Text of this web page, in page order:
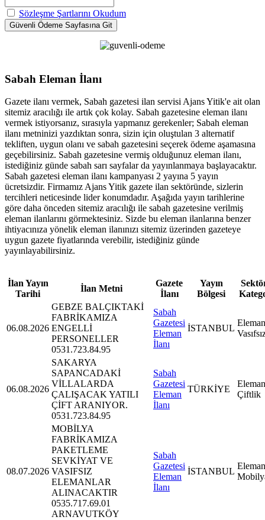
Sözleşme Şartlarını Okudum
Sabah Eleman İlanı
Gazete ilanı vermek, Sabah gazetesi ilan servisi Ajans Yitik'e ait olan
sitemiz aracılığı ile artık çok kolay. Sabah gazetesine eleman ilanı
vermek istiyorsanız, sırasıyla yapmanız gerekenler; Sabah eleman
ilanı metninizi yazdıktan sonra, sizin için oluştulan 3 alternatif
tekliften, uygun olanı ve sabah gazetesini seçerek ödeme aşamasına
geçebilirsiniz. Sabah gazetesine vermiş olduğunuz eleman ilanı,
istediğiniz günde sabah sarı sayfalar da yayınlanmaya başlayacaktır.
Sabah gazetesi eleman ilanı kampanyası 2 yayına 5 yayın
ücretsizdir. Firmamız Ajans Yitik gazete ilan sektöründe, sizlerin
tercihleri neticesinde lider konumdadır. Aşağıda yayın tarihlerine
göre daha önceden sitemiz aracılığı ile sabah gazetesine verilmiş
eleman ilanlarını görmektesiniz. Sizde bu eleman ilanlarına benzer
ihtiyacınıza yönelik eleman ilanınızı sitemiz üzerinden gazeteye
uygun gazete fiyatlarında verebilir, istediğiniz günde
yayınlayabilirsiniz.
İlan Yayın
Tarihi
İlan Metni
Gazete
İlanı
Yayın
Bölgesi
06.08.2026
GEBZE BALÇIKTAKİ
FABRİKAMIZA
ENGELLİ
PERSONELLER
0531.723.84.95
Sabah
Gazetesi
Eleman
İlanı
İSTANBUL
06.08.2026
SAKARYA
SAPANCADAKİ
VİLLALARDA
ÇALIŞACAK YATILI
ÇİFT ARANIYOR.
0531.723.84.95
Sabah
Gazetesi
Eleman
İlanı
TÜRKİYE
Çiftlik
08.07.2026
MOBİLYA
FABRİKAMIZA
PAKETLEME
SEVKİYAT VE
VASIFSIZ
ELEMANLAR
ALINACAKTIR
0535.717.69.01
ARNAVUTKÖY
Sabah
Gazetesi
Eleman
İlanı
İSTANBUL